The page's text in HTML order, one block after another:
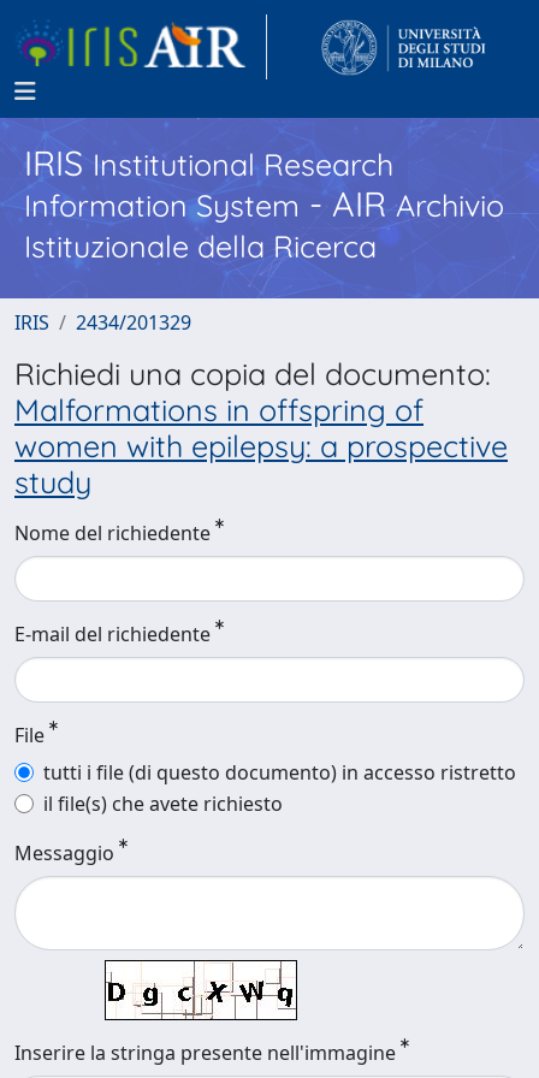
IRISInstitutional Research
Information System - AIR Archivio
Istituzionale della Ricerca
IRIS 2434/201329
Richiedi una copia del documento:
Malformations in offspring of
women with epilepsy: a prospective
study
Nome del richiedente
E-mail del richiedente
File
tutti i file (di questo documento) in accesso ristretto
il file(s) che avete richiesto
Messaggio
Inserire la stringa presente nell'immagine